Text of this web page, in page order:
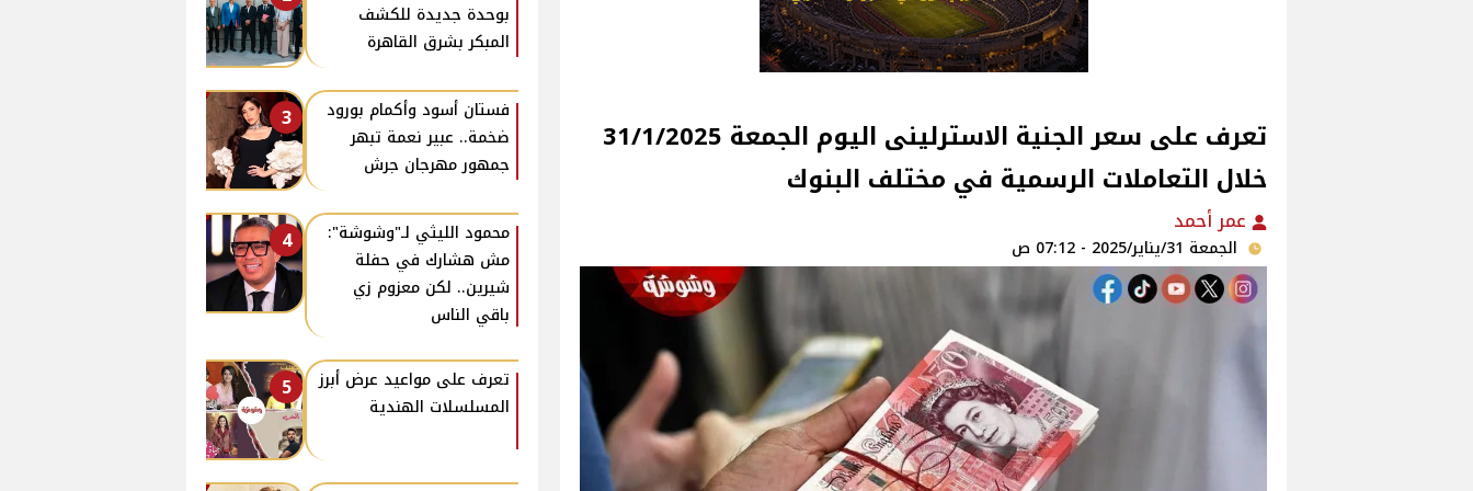
تعرف على سعر الجنية الاسترلينى اليوم الجمعة 31/1/2025
خلال التعاملات الرسمية في مختلف البنوك
عمر أحمد
الجمعة 31/يناير/2025 - 07:12 ص
بوحدة جديدة للكشف
المبكر بشرق القاهرة
3
فستان أسود وأكمام بورود
ضخمة.. عبير نعمة تبهر
جمهور مهرجان جرش
4
محمود الليثي لـ"وشوشة":
مش هشارك في حفلة
شيرين.. لكن معزوم زي
باقي الناس
5
تعرف على مواعيد عرض أبرز
المسلسلات الهندية